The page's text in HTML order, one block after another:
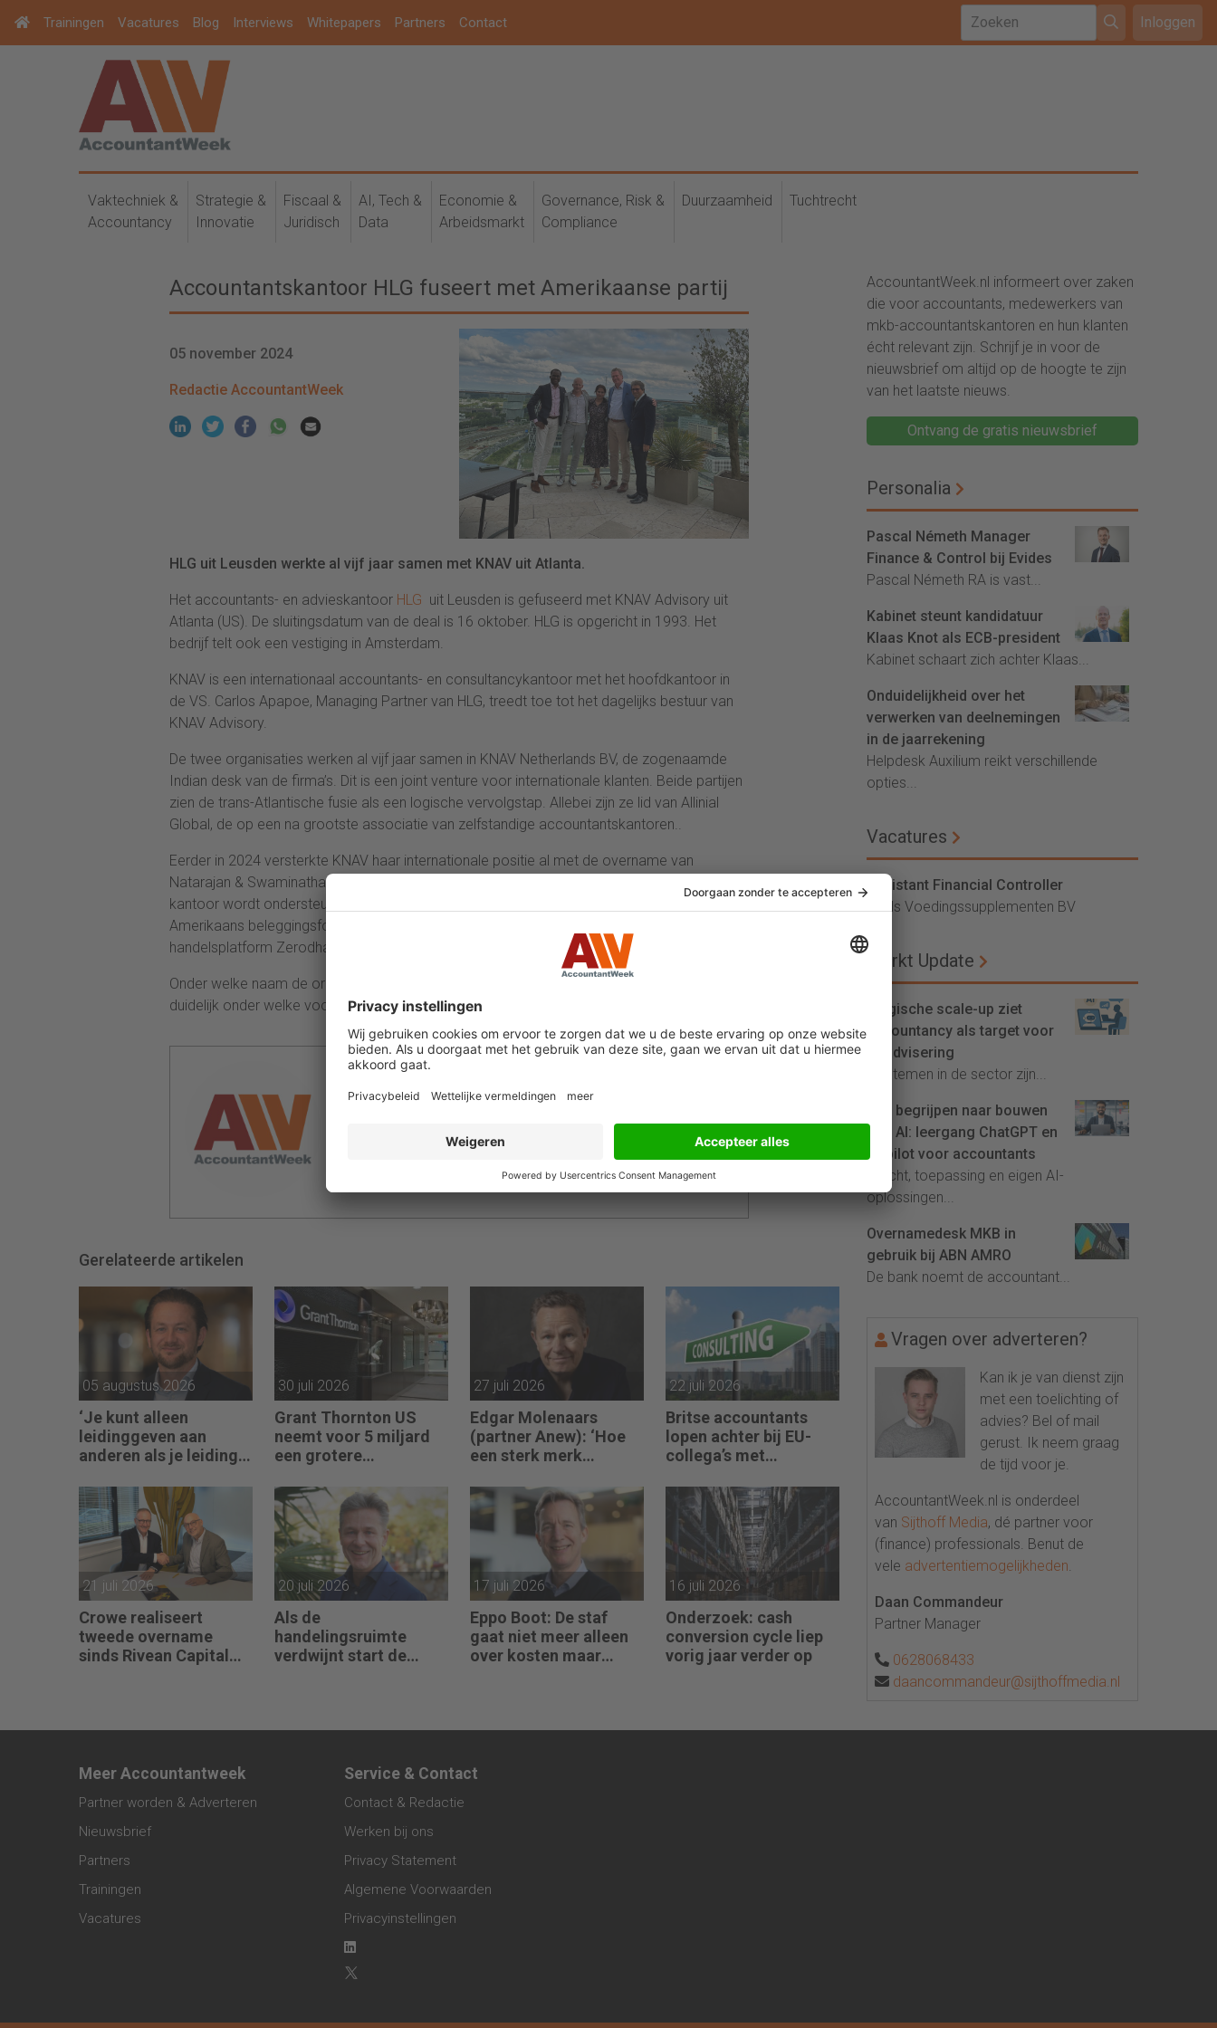
Trainingen Vacatures Blog Interviews Whitepapers Partners Contact Inloggen
Vaktechniek &
Accountancy
Strategie &
Innovatie
Fiscaal &
Juridisch
AI, Tech &
Data
Economie &
Arbeidsmarkt
Governance, Risk &
Compliance
Duurzaamheid Tuchtrecht
Accountantskantoor HLG fuseert met Amerikaanse partij
05 november 2024
Redactie AccountantWeek
HLG uit Leusden werkte al vijf jaar samen met KNAV uit Atlanta.
Het accountants- en advieskantoor HLG uit Leusden is gefuseerd met KNAV Advisory uit
Atlanta (US). De sluitingsdatum van de deal is 16 oktober. HLG is opgericht in 1993. Het
bedrijf telt ook een vestiging in Amsterdam.
KNAV is een internationaal accountants- en consultancykantoor met het hoofdkantoor in
de VS. Carlos Apapoe, Managing Partner van HLG, treedt toe tot het dagelijks bestuur van
KNAV Advisory.
De twee organisaties werken al vijf jaar samen in KNAV Netherlands BV, de zogenaamde
Indian desk van de firma’s. Dit is een joint venture voor internationale klanten. Beide partijen
zien de trans-Atlantische fusie als een logische vervolgstap. Allebei zijn ze lid van Allinial
Global, de op een na grootste associatie van zelfstandige accountantskantoren..
Eerder in 2024 versterkte KNAV haar internationale positie al met de overname van
Natarajan & Swaminathan in Singapore. De internationale ambities van het Amerikaanse
kantoor wordt ondersteund door een minderheidsparticipatie van NK Squared, een
Amerikaans beleggingsfonds van Nikhil Kamath, medeoprichter van het Indiase
handelsplatform Zerodha.
Onder welke naam de organisatie verder gaat opereren, is niet bekendgemaakt. Evenmin is
duidelijk onder welke voorwaarden de fusie is beklonken en wat de financiële details zijn.
Redactie AccountantWeek
Gerelateerde artikelen
05 augustus 2026
‘Je kunt alleen
leidinggeven aan
anderen als je leiding
30 juli 2026
Grant Thornton US
neemt voor 5 miljard
een grotere
27 juli 2026
Edgar Molenaars
(partner Anew): ‘Hoe
een sterk merk
vertaalt in tastbaar
geld’
22 juli 2026
Britse accountants
lopen achter bij EU-
collega’s met
21 juli 2026
Crowe realiseert
tweede overname
sinds Rivean Capital
20 juli 2026
Als de
handelingsruimte
verdwijnt start de
17 juli 2026
Eppo Boot: De staf
gaat niet meer alleen
over kosten maar
16 juli 2026
Onderzoek: cash
conversion cycle liep
vorig jaar verder op
AccountantWeek.nl informeert over zaken
die voor accountants, medewerkers van
mkb-accountantskantoren en hun klanten
écht relevant zijn. Schrijf je in voor de
nieuwsbrief om altijd op de hoogte te zijn
van het laatste nieuws.
Ontvang de gratis nieuwsbrief
Personalia
Pascal Németh Manager
Finance & Control bij Evides
Pascal Németh RA is vast...
Kabinet steunt kandidatuur
Klaas Knot als ECB-president
Kabinet schaart zich achter Klaas...
Onduidelijkheid over het
verwerken van deelnemingen
in de jaarrekening
Helpdesk Auxilium reikt verschillende
opties...
Vacatures
Assistant Financial Controller
Vitals Voedingssupplementen BV
Markt Update
Belgische scale-up ziet
accountancy als target voor
AI-advisering
'Systemen in de sector zijn...
Van begrijpen naar bouwen
met AI: leergang ChatGPT en
Copilot voor accountants
Inzicht, toepassing en eigen AI-
oplossingen...
Overnamedesk MKB in
gebruik bij ABN AMRO
De bank noemt de accountant...
Vragen over adverteren?
Kan ik je van dienst zijn
met een toelichting of
advies? Bel of mail
gerust. Ik neem graag
de tijd voor je.
AccountantWeek.nl is onderdeel
van Sijthoff Media, dé partner voor
(finance) professionals. Benut de
vele advertentiemogelijkheden.
Daan Commandeur
Partner Manager
0628068433
daancommandeur@sijthoffmedia.nl
Meer Accountantweek
Partner worden & Adverteren
Nieuwsbrief
Partners
Trainingen
Vacatures
Service & Contact
Contact & Redactie
Werken bij ons
Privacy Statement
Algemene Voorwaarden
Privacyinstellingen